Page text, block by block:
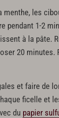
menthe, les
pendant 1-2
à la pâte.
20 minutes.
et faire de
ficelle et
du papier